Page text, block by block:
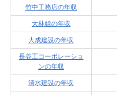
竹中工務店の年収
大林組の年収
大成建設の年収
長谷工コーポレーショ
ンの年収
清水建設の年収